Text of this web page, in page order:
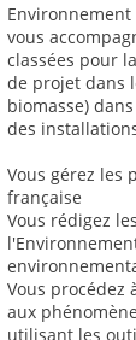
Environnement
vous
classées pour
de projet dans
biomasse)
des
Vous gérez les
française
Vous rédigez
Vous procédez
aux
utilisant les